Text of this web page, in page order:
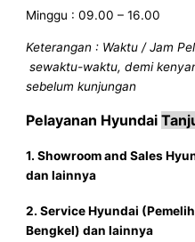
Minggu : 09.00 – 16.00
Keterangan : Waktu / Jam
sewaktu-waktu, demi
sebelum kunjungan
Pelayanan Hyundai
1. Showroom and Sales
dan lainnya
2. ServiceHyundai
Bengkel) dan lainnya